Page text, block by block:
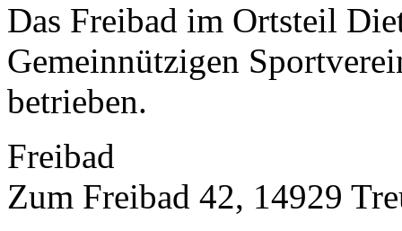
Das Freibad im Ortsteil
Gemeinnützigen
betrieben.
Freibad
Zum Freibad 42, 14929